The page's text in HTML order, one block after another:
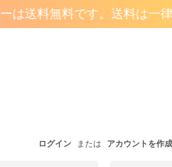
送料無料です。送料は一律
ログイン または アカウントを作